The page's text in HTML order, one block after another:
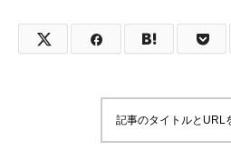
記事のタイトルとURL